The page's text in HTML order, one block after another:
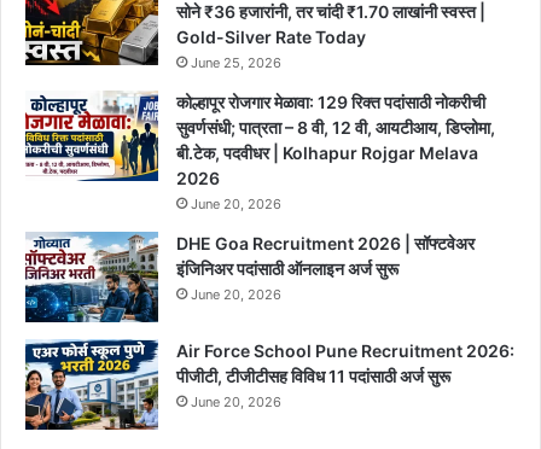
सोने ₹36 हजारांनी, तर चांदी ₹1.70 लाखांनी स्वस्त |
Gold-Silver Rate Today
June 25, 2026
कोल्हापूर रोजगार मेळावा: 129 रिक्त पदांसाठी नोकरीची
सुवर्णसंधी; पात्रता – 8 वी, 12 वी, आयटीआय, डिप्लोमा,
बी.टेक, पदवीधर | Kolhapur Rojgar Melava
2026
June 20, 2026
DHE Goa Recruitment 2026 | सॉफ्टवेअर
इंजिनिअर पदांसाठी ऑनलाइन अर्ज सुरू
June 20, 2026
Air Force School Pune Recruitment 2026:
पीजीटी, टीजीटीसह विविध 11 पदांसाठी अर्ज सुरू
June 20, 2026